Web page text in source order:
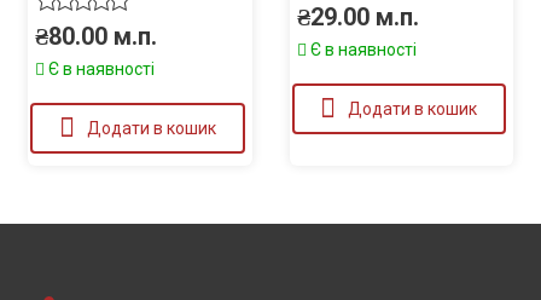
₴80.00 м.п.
Є в наявності
Додати в кошик
₴29.00 м.п.
Є в наявності
Додати в кошик